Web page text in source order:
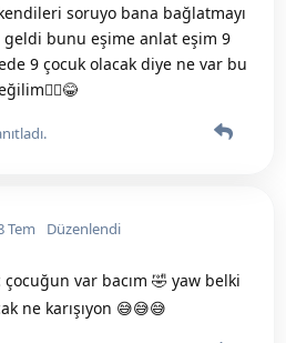
soruyo bana bağlatmayı
bunu eşime anlat eşim 9
9 çocuk olacak diye ne var bu
Tem Düzenlendi
çocuğun var bacım 🤣 yaw belki
ne karışıyon 😅😅😅